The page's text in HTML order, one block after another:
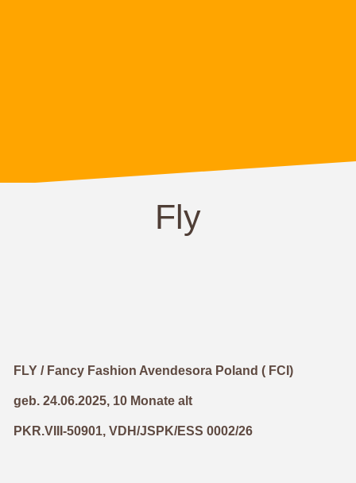
Fly
FLY / Fancy Fashion Avendesora Poland ( FCI)
geb. 24.06.2025, 10 Monate alt
PKR.VIII-50901, VDH/JSPK/ESS 0002/26